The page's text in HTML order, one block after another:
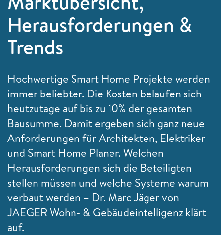
Herausforderungen &
Trends
Hochwertige Smart Home Projekte werden
immer beliebter. Die Kosten belaufen sich
heutzutage auf bis zu 10% der gesamten
Bausumme. Damit ergeben sich ganz neue
Anforderungen für Architekten, Elektriker
und Smart Home Planer. Welchen
Herausforderungen sich die Beteiligten
stellen müssen und welche Systeme warum
verbaut werden – Dr. Marc Jäger von
JAEGER Wohn- & Gebäudeintelligenz klärt
auf.